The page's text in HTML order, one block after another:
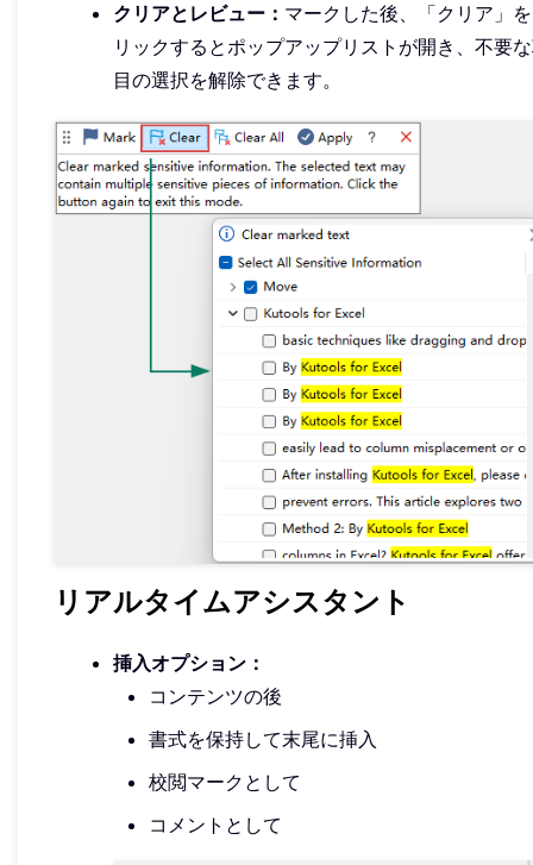
クリアとレビュー： マークした後、「クリア」
リックするとポップアップリストが開き、不要
目の選択を解除できます。
リアルタイムアシスタント
挿入オプション：
コンテンツの後
書式を保持して末尾に挿入
校閲マークとして
コメントとして